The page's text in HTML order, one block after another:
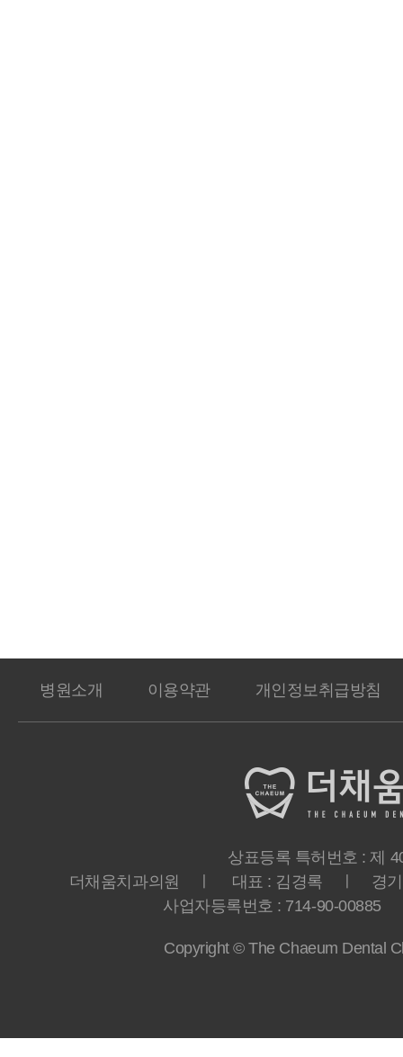
병원소개 이용약관 개인정보취급방침
상표등록 특허번호 : 제
더채움치과의원 ㅣ 대표 : 김경록 ㅣ 경기
사업자등록번호 : 714-90-00885
Copyright © The Chaeum Dental